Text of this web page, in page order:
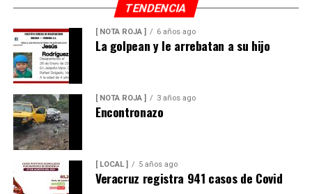
TENDENCIA
[ NOTA ROJA ] 6 años ago
La golpean y le arrebatan a su hijo
[ NOTA ROJA ] 3 años ago
Encontronazo
[ LOCAL ] 5 años ago
Veracruz registra 941 casos de Covid